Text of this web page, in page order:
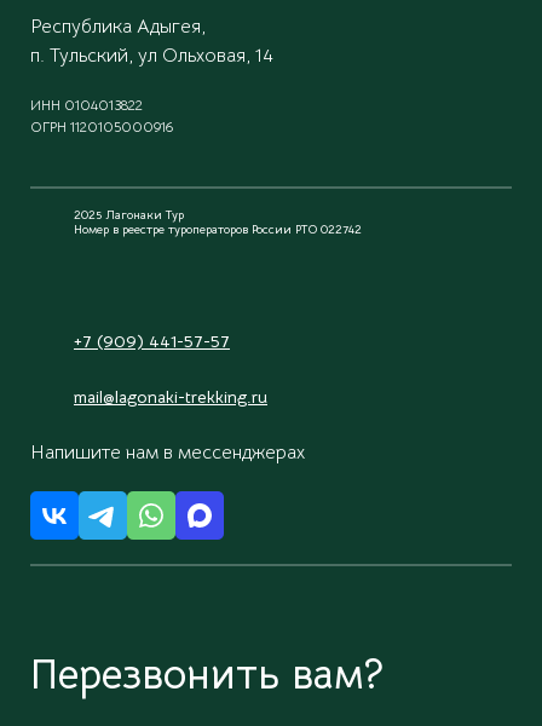
Республика Адыгея,
п. Тульский, ул Ольховая, 14
ИНН 0104013822
ОГРН 1120105000916
2025 Лагонаки Тур
Номер в реестре туроператоров России РТО 022742
+7 (909) 441-57-57
mail@lagonaki-trekking.ru
Напишите нам в мессенджерах
Перезвонить вам?